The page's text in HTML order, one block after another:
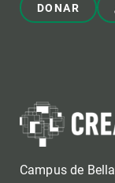
DONAR
Campus de